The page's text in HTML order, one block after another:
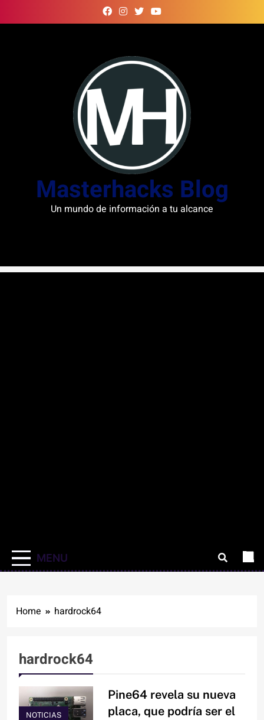
to
Masterhacks Blog
Un mundo de información a tu alcance
MENU
Home hardrock64
hardrock64
NOTICIAS
Pine64 revela su nueva
placa, que podría ser el